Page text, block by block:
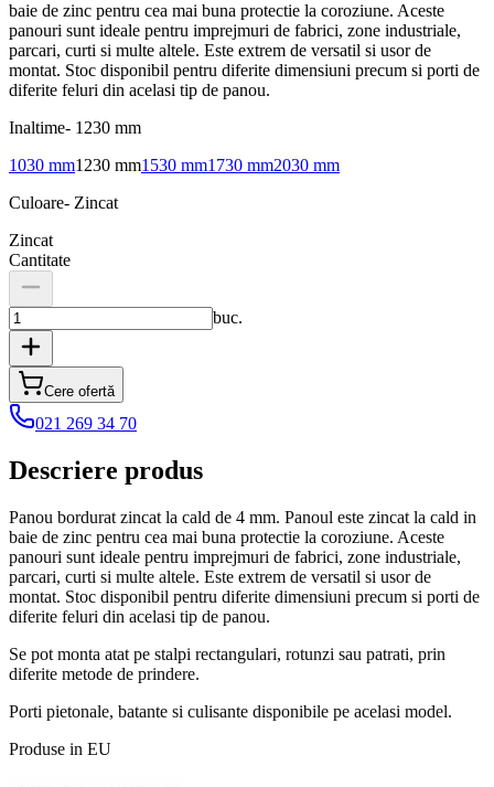
baie de zinc pentru cea mai buna protectie la coroziune. Aceste
panouri sunt ideale pentru imprejmuri de fabrici, zone industriale,
parcari, curti si multe altele. Este extrem de versatil si usor de
montat. Stoc disponibil pentru diferite dimensiuni precum si porti de
diferite feluri din acelasi tip de panou.
Inaltime- 1230 mm
1030 mm1230 mm1530 mm1730 mm2030 mm
Culoare- Zincat
Zincat
Cantitate
buc.
Cere ofertă
021 269 34 70
Descriere produs
Panou bordurat zincat la cald de 4 mm. Panoul este zincat la cald in
baie de zinc pentru cea mai buna protectie la coroziune. Aceste
panouri sunt ideale pentru imprejmuri de fabrici, zone industriale,
parcari, curti si multe altele. Este extrem de versatil si usor de
montat. Stoc disponibil pentru diferite dimensiuni precum si porti de
diferite feluri din acelasi tip de panou.
Se pot monta atat pe stalpi rectangulari, rotunzi sau patrati, prin
diferite metode de prindere.
Porti pietonale, batante si culisante disponibile pe acelasi model.
Produse in EU